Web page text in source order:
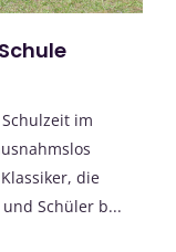
im
die
Schüler b...